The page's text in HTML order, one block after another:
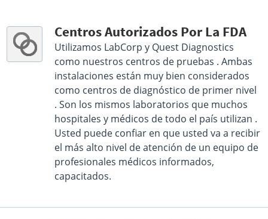
Centros Autorizados Por La FDA
Utilizamos LabCorp y Quest Diagnostics
como nuestros centros de pruebas . Ambas
instalaciones están muy bien considerados
como centros de diagnóstico de primer nivel
. Son los mismos laboratorios que muchos
hospitales y médicos de todo el país utilizan .
Usted puede confiar en que usted va a recibir
el más alto nivel de atención de un equipo de
profesionales médicos informados,
capacitados.